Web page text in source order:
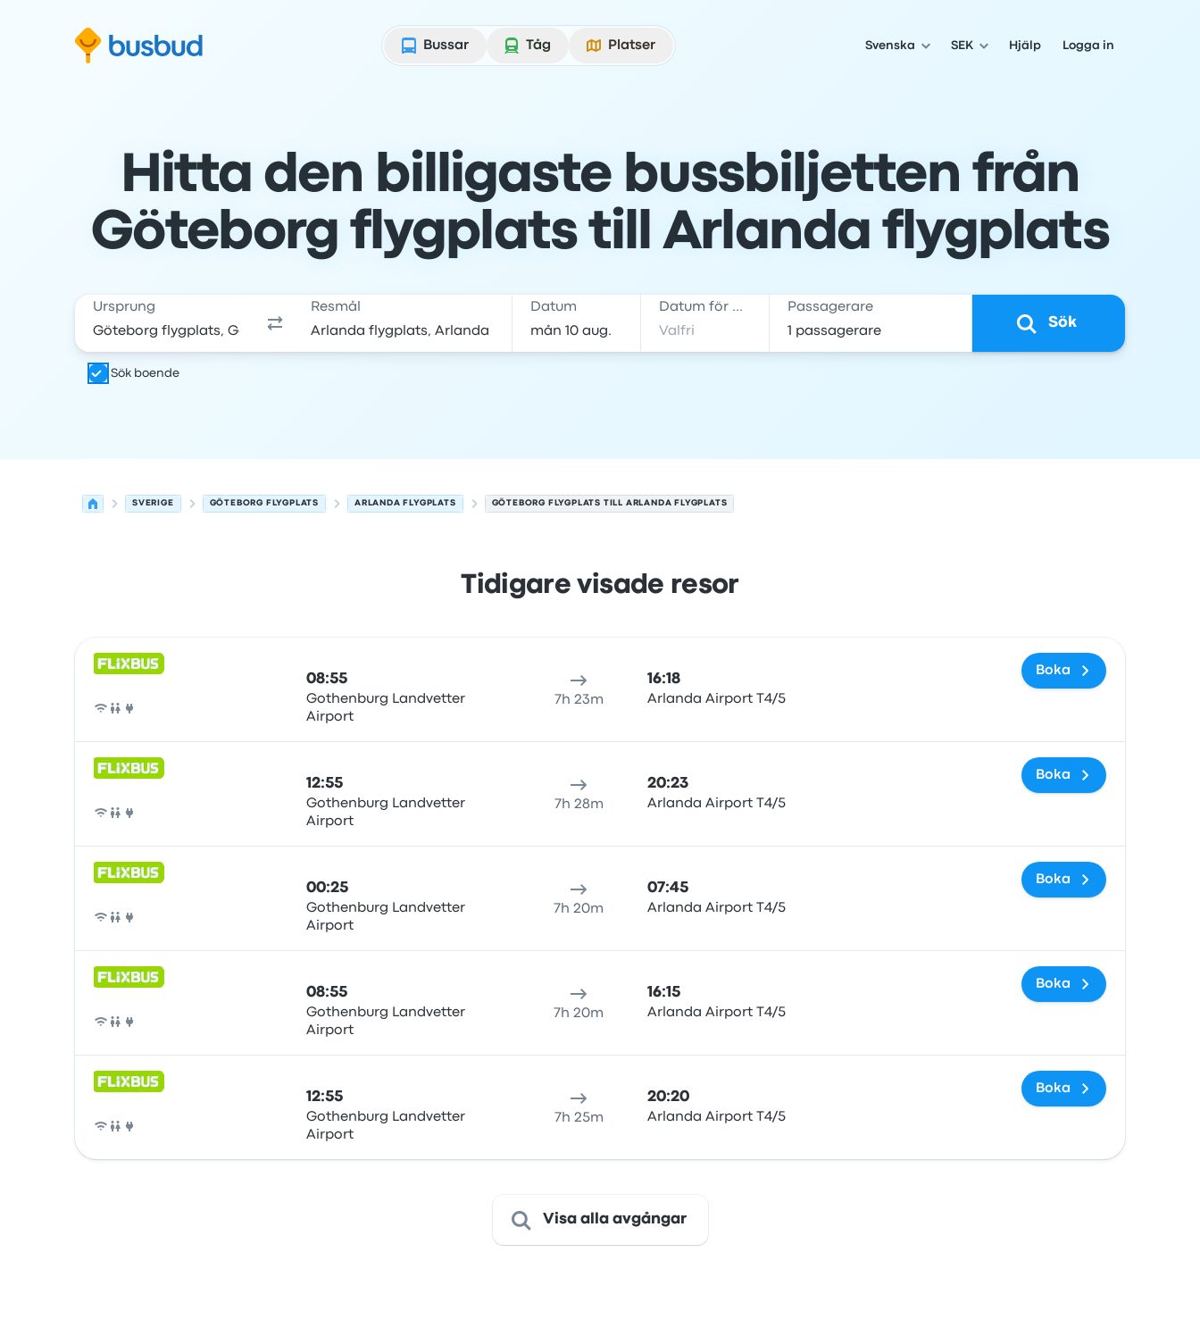
Bussar
Tåg Platser Svenska SEK Hjälp Logga in
Hitta den billigaste bussbiljetten från
Göteborg flygplats till Arlanda flygplats
Ursprung Resmål Datum Datum för hemresa Passagerare
Sök
Sök boende
SVERIGE GÖTEBORG FLYGPLATS ARLANDA FLYGPLATS GÖTEBORG FLYGPLATS TILL ARLANDA FLYGPLATS
Tidigare visade resor
Buss
08:55
Gothenburg Landvetter
Airport
7h 23m
16:18
Arlanda Airport T4/5
Boka
Buss
12:55
Gothenburg Landvetter
Airport
7h 28m
20:23
Arlanda Airport T4/5
Boka
Buss
00:25
Gothenburg Landvetter
Airport
7h 20m
07:45
Arlanda Airport T4/5
Boka
Buss
08:55
Gothenburg Landvetter
Airport
7h 20m
16:15
Arlanda Airport T4/5
Boka
Buss
12:55
Gothenburg Landvetter
Airport
7h 25m
20:20
Arlanda Airport T4/5
Boka
Visa alla avgångar